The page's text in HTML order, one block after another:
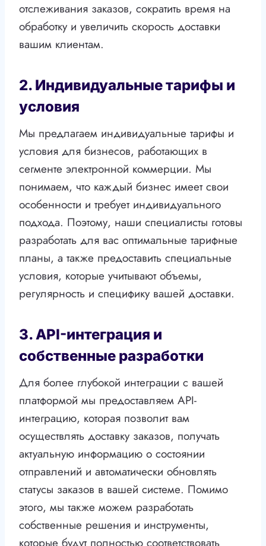
отслеживания заказов, сократить время на
обработку и увеличить скорость доставки
вашим клиентам.
2. Индивидуальные тарифы и
условия
Мы предлагаем индивидуальные тарифы и
условия для бизнесов, работающих в
сегменте электронной коммерции. Мы
понимаем, что каждый бизнес имеет свои
особенности и требует индивидуального
подхода. Поэтому, наши специалисты готовы
разработать для вас оптимальные тарифные
планы, а также предоставить специальные
условия, которые учитывают объемы,
регулярность и специфику вашей доставки.
3. API-интеграция и
собственные разработки
Для более глубокой интеграции с вашей
платформой мы предоставляем API-
интеграцию, которая позволит вам
осуществлять доставку заказов, получать
актуальную информацию о состоянии
отправлений и автоматически обновлять
статусы заказов в вашей системе. Помимо
этого, мы также можем разработать
собственные решения и инструменты,